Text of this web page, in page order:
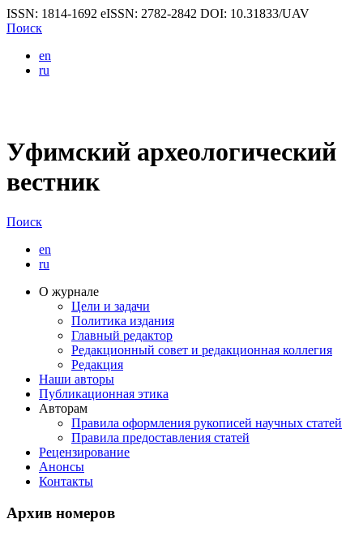
ISSN: 1814-1692 eISSN: 2782-2842 DOI: 10.31833/UAV
Поиск
en
ru
Уфимский археологический
вестник
Поиск
en
ru
О журнале
Цели и задачи
Политика издания
Главный редактор
Редакционный совет и редакционная коллегия
Редакция
Наши авторы
Публикационная этика
Авторам
Правила оформления рукописей научных статей
Правила предоставления статей
Рецензирование
Анонсы
Контакты
Архив номеров